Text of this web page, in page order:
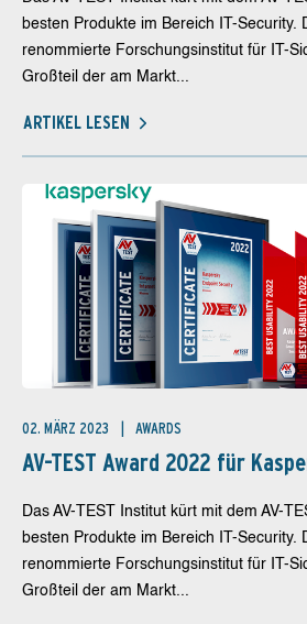
besten Produkte im Bereich IT-Security.
renommierte Forschungsinstitut für IT-
Großteil der am Markt...
ARTIKEL LESEN
02. MÄRZ 2023 AWARDS
AV-TEST Award 2022 für
Das AV-TEST Institut kürt mit dem AV-
besten Produkte im Bereich IT-Security.
renommierte Forschungsinstitut für IT-
Großteil der am Markt...